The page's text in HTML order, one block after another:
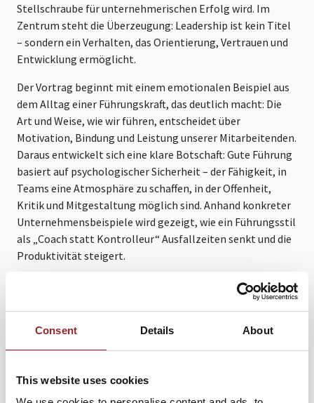
Consent Details About
This website uses cookies
Stellschraube für unternehmerischen Erfolg wird. Im
Zentrum steht die Überzeugung: Leadership ist kein Titel
– sondern ein Verhalten, das Orientierung, Vertrauen und
Entwicklung ermöglicht.
Der Vortrag beginnt mit einem emotionalen Beispiel aus
dem Alltag einer Führungskraft, das deutlich macht: Die
Art und Weise, wie wir führen, entscheidet über
Motivation, Bindung und Leistung unserer Mitarbeitenden.
Daraus entwickelt sich eine klare Botschaft: Gute Führung
basiert auf psychologischer Sicherheit – der Fähigkeit, in
Teams eine Atmosphäre zu schaffen, in der Offenheit,
Kritik und Mitgestaltung möglich sind. Anhand konkreter
Unternehmensbeispiele wird gezeigt, wie ein Führungsstil
als „Coach statt Kontrolleur“ Ausfallzeiten senkt und die
Produktivität steigert.
Ein zentrales Thema der Keynote ist der konstruktive
Umgang mit Fehlern. Statt Schuldzuweisungen braucht es
eindrucksvoll, wie Unternehmen mit Formaten wie dem
„Fehlermittwoch“ Innovation und Vertrauen systematisch
Anschließend widmet sich die Keynote der Frage, wie